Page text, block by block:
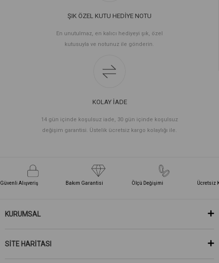
ŞIK ÖZEL KUTU HEDİYE NOTU
En unutulmaz, en kalıcı hediyeyi şık, özel
kutusuyla ve notunuz ile gönderin.
KOLAY İADE
14 gün içinde koşulsuz iade, 30 gün içinde koşulsuz
değişim garantisi. Üstelik ücretsiz kargo kolaylığı ile.
Güvenli Alışveriş Bakım Garantisi Ölçü Değişimi Ücretsiz
KURUMSAL
SİTE HARİTASI